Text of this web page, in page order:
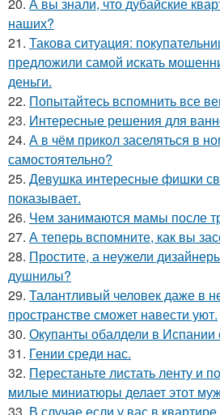
наших?
21. Такова ситуация:
предложили самой искать
деньги.
22. Попытайтесь вспомнить все
23. Интересные решения для
24. А в чём прикол заселяться в
самостоятельно?
25. Девушка интересные фишки
показывает.
26. Чем занимаются мамы после
27. А теперь вспомните, как вы
28. Простите, а неужели
душнилы?
29. Талантливый человек даже в
пространстве сможет навести уют.
30. Окупанты обалдели в Испании
31. Гении среди нас.
32. Перестаньте листать ленту и
милые миниатюры делает этот
33. В случае если у вас в